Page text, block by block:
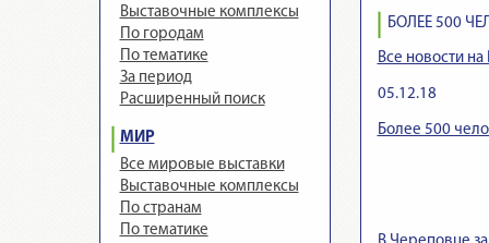
Выставочные комплексы
По городам
По тематике
За период
Расширенный поиск
МИР
Все мировые выставки
Выставочные комплексы
По странам
По тематике
БОЛЕЕ 500
Все новости
05.12.18
Более 500